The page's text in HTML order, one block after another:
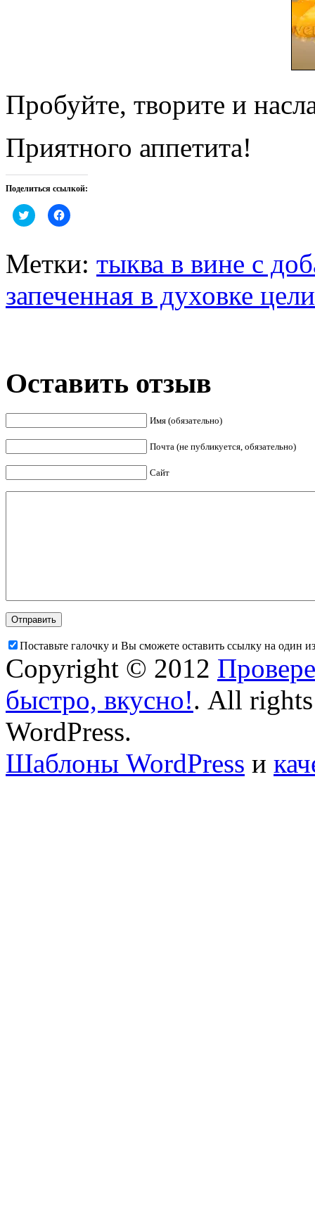
Пробуйте, творите и
Приятного аппетита!
Поделиться ссылкой:
Нажмите,
чтобы
(Открывается
в
новом
Нажмите,
чтобы
(Открывается
новом
Метки: тыква в вине с
запеченная в духовке
Оставить отзыв
Имя (обязательно)
Почта (не публикуется, обязательно)
Сайт
Поставьте галочку и Вы сможете оставить ссылку на один
Copyright © 2012
быстро, вкусно!. All rights
WordPress.
Шаблоны WordPress и